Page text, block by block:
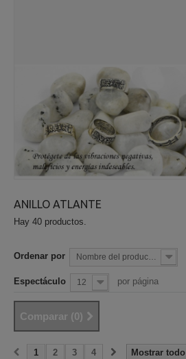
ANILLO ATLANTE
Hay 40 productos.
Ordenar por Nombre del producto: la A a la Z
Espectáculo 12 por página
Comparar (0)
Mostrar todo
1 2 3 4